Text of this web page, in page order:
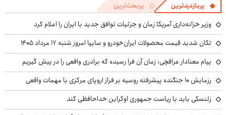
پربازدیدترین پربحث‌ترین
وزیر خزانه‌داری آمریکا زمان و جزئیات توافق جدید با ایران را اعلام کرد
تکان شدید قیمت محصولات ایران‌خودرو و سایپا امروز شنبه ۱۷ مرداد ۱۴۰۵
پیام معنادار عراقچی: زمان آن فرا رسیده که برادری واقعی را در پیش گیریم
رزمایش ۱۰ جنگنده پیشرفته روسیه بر فراز اروپای مرکزی با مهمات واقعی
زلنسکی باید با ریاست جمهوری اوکراین خداحافظی کند